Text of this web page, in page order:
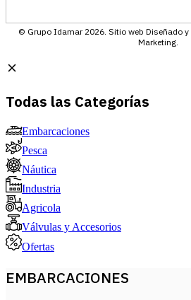
© Grupo Idamar 2026. Sitio web Diseñado
Marketing.
Todas las Categorías
Embarcaciones
Pesca
Náutica
Industria
Agricola
Válvulas y Accesorios
Ofertas
EMBARCACIONES